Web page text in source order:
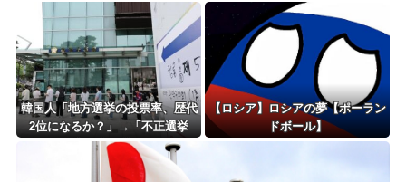
韓国人「地方選挙の投票率、歴代
2位になるか？」→「不正選挙
だ！」「高金利で暮らせない」
【ロシア】ロシアの夢【ポーラン
ドボール】